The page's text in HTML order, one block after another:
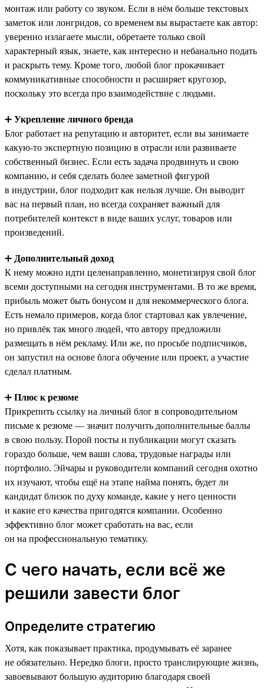
монтаж или работу со звуком. Если в нём больше текстовых
заметок или лонгридов, со временем вы вырастаете как автор:
уверенно излагаете мысли, обретаете только свой
характерный язык, знаете, как интересно и небанально подать
и раскрыть тему. Кроме того, любой блог прокачивает
коммуникативные способности и расширяет кругозор,
поскольку это всегда про взаимодействие с людьми.
➕ Укрепление личного бренда
Блог работает на репутацию и авторитет, если вы занимаете
какую-то экспертную позицию в отрасли или развиваете
собственный бизнес. Если есть задача продвинуть и свою
компанию, и себя сделать более заметной фигурой
в индустрии, блог подходит как нельзя лучше. Он выводит
вас на первый план, но всегда сохраняет важный для
потребителей контекст в виде ваших услуг, товаров или
произведений.
➕ Дополнительный доход
К нему можно идти целенаправленно, монетизируя свой блог
всеми доступными на сегодня инструментами. В то же время,
прибыль может быть бонусом и для некоммерческого блога.
Есть немало примеров, когда блог стартовал как увлечение,
но привлёк так много людей, что автору предложили
размещать в нём рекламу. Или же, по просьбе подписчиков,
он запустил на основе блога обучение или проект, а участие
сделал платным.
➕ Плюс к резюме
Прикрепить ссылку на личный блог в сопроводительном
письме к резюме — значит получить дополнительные баллы
в свою пользу. Порой посты и публикации могут сказать
гораздо больше, чем ваши слова, трудовые награды или
портфолио. Эйчары и руководители компаний сегодня охотно
их изучают, чтобы ещё на этапе найма понять, будет ли
кандидат близок по духу команде, какие у него ценности
и какие его качества пригодятся компании. Особенно
эффективно блог может сработать на вас, если
он на профессиональную тематику.
С чего начать, если всё же
решили завести блог
Определите стратегию
Хотя, как показывает практика, продумывать её заранее
не обязательно. Нередко блоги, просто транслирующие жизнь,
завоевывают большую аудиторию благодаря своей